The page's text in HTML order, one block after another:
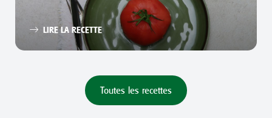
LIRE LA RECETTE
Toutes les recettes